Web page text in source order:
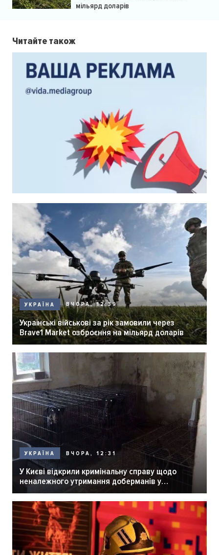
мільярд доларів
Читайте також
УКРАЇНА ВЧОРА, 12:39
Українські військові за рік замовили через
Brave1 Market озброєння на мільярд доларів
УКРАЇНА ВЧОРА, 12:31
У Києві відкрили кримінальну справу щодо
неналежного утримання доберманів у
розпліднику